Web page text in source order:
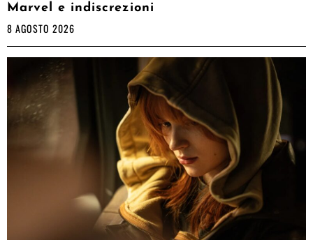
Marvel e indiscrezioni
8 AGOSTO 2026